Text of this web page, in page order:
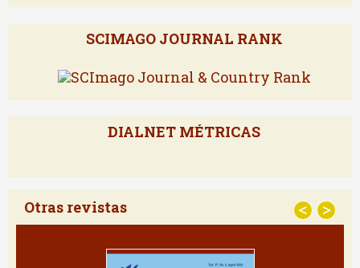
SCIMAGO JOURNAL RANK
DIALNET MÉTRICAS
Otras revistas < >